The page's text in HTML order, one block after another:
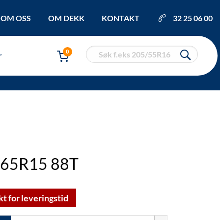
OM OSS OM DEKK KONTAKT 32 25 06 00
0
88T
for leveringstid